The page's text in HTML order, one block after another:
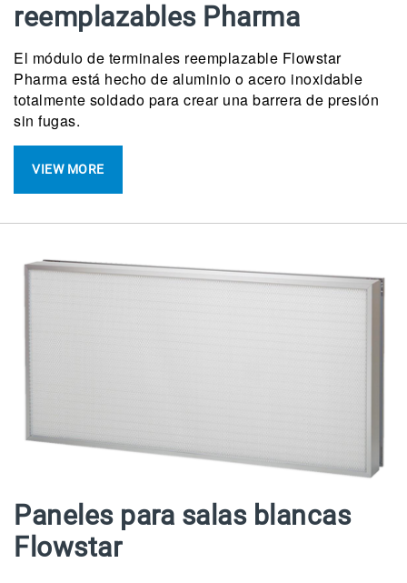
reemplazables Pharma
El módulo de terminales reemplazable Flowstar
Pharma está hecho de aluminio o acero inoxidable
totalmente soldado para crear una barrera de presión
sin fugas.
VIEW MORE
Paneles para salas blancas
Flowstar